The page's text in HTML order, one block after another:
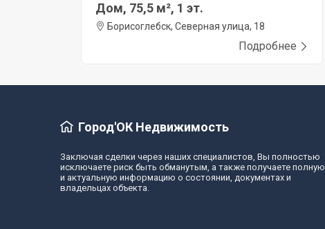
Дом, 75,5 м², 1 эт.
Борисоглебск, Северная улица, 18
Подробнее
Город'ОК Недвижимость
Заключая сделки через наших специалистов, Вы полностью
исключаете риск быть обманутым, а также получаете полную
и актуальную информацию о состоянии, документах и
владельцах объекта.